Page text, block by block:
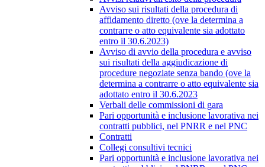
Avviso sui risultati della procedura di
affidamento diretto (ove la determina a
contrarre o atto equivalente sia adottato
entro il 30.6.2023)
Avviso di avvio della procedura e avviso
sui risultati della aggiudicazione di
procedure negoziate senza bando (ove la
determina a contrarre o atto equivalente sia
adottato entro il 30.6.2023
Verbali delle commissioni di gara
Pari opportunità e inclusione lavorativa nei
contratti pubblici, nel PNRR e nel PNC
Contratti
Collegi consultivi tecnici
Pari opportunità e inclusione lavorativa nei